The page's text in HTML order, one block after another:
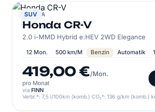
SUV
HONDA
Honda CR-V
2.0 i-MMD Hybrid e:HEV 2WD Elegance
12 Mon. 500 km/M Benzin Automatik
419,00 €/Mon.
pro Monat
via FINN
Verbr.*: 7,5 l/100km (komb.) CO₂*: 136 g/km (komb.)